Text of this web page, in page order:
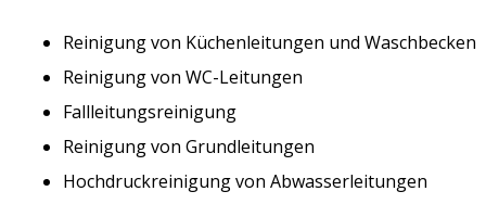
Reinigung von Küchenleitungen und Waschbecken
Reinigung von WC-Leitungen
Fallleitungsreinigung
Reinigung von Grundleitungen
Hochdruckreinigung von Abwasserleitungen